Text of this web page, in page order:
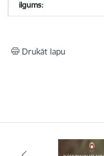
Drukāt lapu